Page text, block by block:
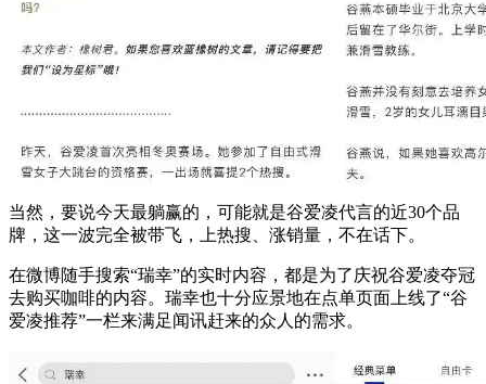
当然，要说今天最躺赢的，可能就是谷爱凌代言的近30个品
牌，这一波完全被带飞，上热搜、涨销量，不在话下。
在微博随手搜索“瑞幸”的实时内容，都是为了庆祝谷爱凌夺冠
去购买咖啡的内容。瑞幸也十分应景地在点单页面上线了“谷
爱凌推荐”一栏来满足闻讯赶来的众人的需求。